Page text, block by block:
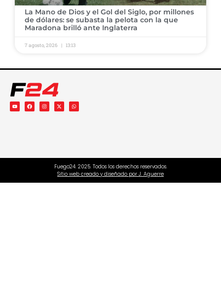
​La Mano de Dios y el Gol del Siglo, por millones
de dólares: se subasta la pelota con la que
Maradona brilló ante Inglaterra
7 agosto, 2026 13:13
Fuego24. 2025. Todos los derechos reservados.
Sitio web creado y diseñado por J. Aguerre